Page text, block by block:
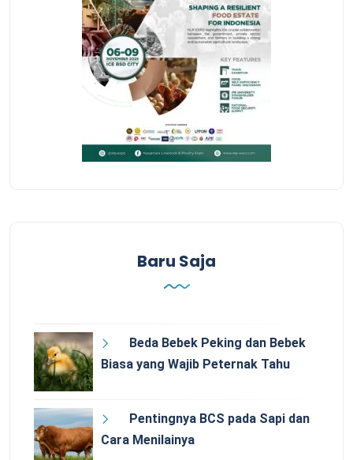
Baru Saja
Beda Bebek Peking dan Bebek
Biasa yang Wajib Peternak Tahu
Pentingnya BCS pada Sapi dan
Cara Menilainya